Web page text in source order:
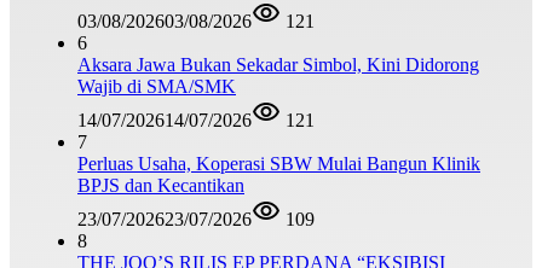
03/08/202603/08/2026
121
6
Aksara Jawa Bukan Sekadar Simbol, Kini Didorong
Wajib di SMA/SMK
14/07/202614/07/2026
121
7
Perluas Usaha, Koperasi SBW Mulai Bangun Klinik
BPJS dan Kecantikan
23/07/202623/07/2026
109
8
THE JOO’S RILIS EP PERDANA “EKSIBISI